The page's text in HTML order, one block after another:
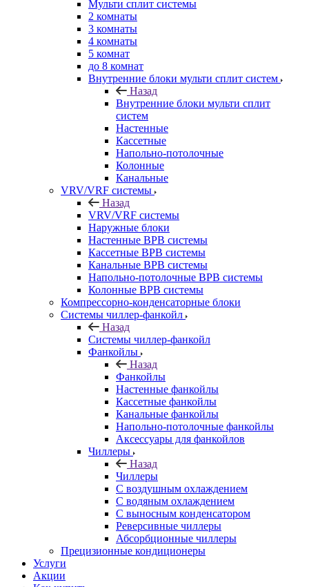
Мульти сплит системы
2 комнаты
3 комнаты
4 комнаты
5 комнат
до 8 комнат
Внутренние блоки мульти сплит систем
Назад
Внутренние блоки мульти сплит
систем
Настенные
Кассетные
Напольно-потолочные
Колонные
Канальные
VRV/VRF системы
Назад
VRV/VRF системы
Наружные блоки
Настенные ВРВ системы
Кассетные ВРВ системы
Канальные ВРВ системы
Напольно-потолочные ВРВ системы
Колонные ВРВ системы
Компрессорно-конденсаторные блоки
Системы чиллер-фанкойл
Назад
Системы чиллер-фанкойл
Фанкойлы
Назад
Фанкойлы
Настенные фанкойлы
Кассетные фанкойлы
Канальные фанкойлы
Напольно-потолочные фанкойлы
Аксессуары для фанкойлов
Чиллеры
Назад
Чиллеры
С воздушным охлаждением
С водяным охлаждением
С выносным конденсатором
Реверсивные чиллеры
Абсорбционные чиллеры
Прецизионные кондиционеры
Услуги
Акции